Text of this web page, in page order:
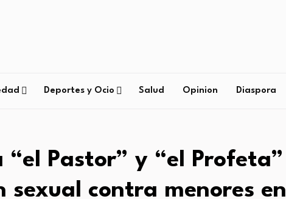
Deportes y Ocio Salud Opinion Diaspora
“el Pastor” y “el Profeta”
sexual contra menores en